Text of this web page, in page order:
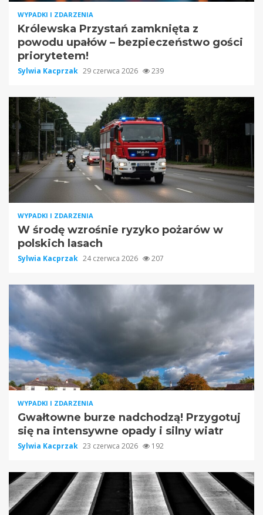
WYPADKI I ZDARZENIA
Królewska Przystań zamknięta z
powodu upałów – bezpieczeństwo gości
priorytetem!
Sylwia Kacprzak 29 czerwca 2026 239
WYPADKI I ZDARZENIA
W środę wzrośnie ryzyko pożarów w
polskich lasach
Sylwia Kacprzak 24 czerwca 2026 207
WYPADKI I ZDARZENIA
Gwałtowne burze nadchodzą! Przygotuj
się na intensywne opady i silny wiatr
Sylwia Kacprzak 23 czerwca 2026 192